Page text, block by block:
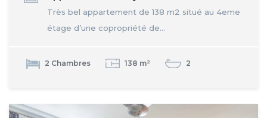
Très bel appartement de 138 m2 situé au 4eme
étage d’une copropriété de...
2 Chambres 138 m² 2